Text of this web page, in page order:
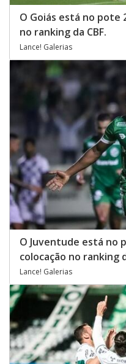
O Goiás está no pote
no ranking da CBF.
Lance! Galerias
O Juventude está no
colocação no ranking
Lance! Galerias